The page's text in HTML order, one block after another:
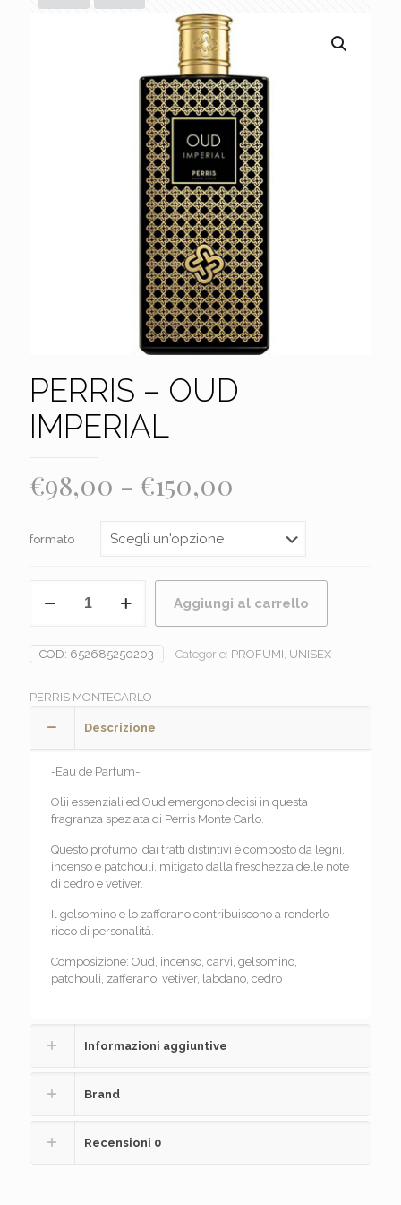
PERRIS – OUD
IMPERIAL
€98,00 - €150,00
prezzo:
€98,00
a
€150,00
formato
quantità
Aggiungi al carrello
COD: 652685250203 Categorie: PROFUMI, UNISEX
PERRIS MONTECARLO
Descrizione
-Eau de Parfum-
Olii essenziali ed Oud emergono decisi in questa
fragranza speziata di Perris Monte Carlo.
Questo profumo dai tratti distintivi è composto da legni,
incenso e patchouli, mitigato dalla freschezza delle note
di cedro e vetiver.
Il gelsomino e lo zafferano contribuiscono a renderlo
ricco di personalità.
Composizione: Oud, incenso, carvi, gelsomino,
patchouli, zafferano, vetiver, labdano, cedro
Informazioni aggiuntive
Brand
Recensioni 0